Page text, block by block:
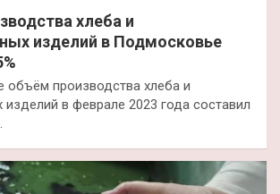
хлеба и
изделий в Подмосковье
производства хлеба и
в феврале 2023 года составил